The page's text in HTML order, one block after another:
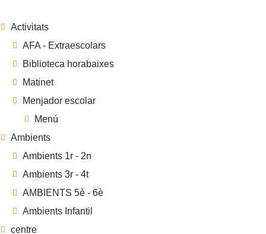
Activitats
AFA - Extraescolars
Biblioteca horabaixes
Matinet
Menjador escolar
Menú
Ambients
Ambients 1r - 2n
Ambients 3r - 4t
AMBIENTS 5è - 6è
Ambients Infantil
centre